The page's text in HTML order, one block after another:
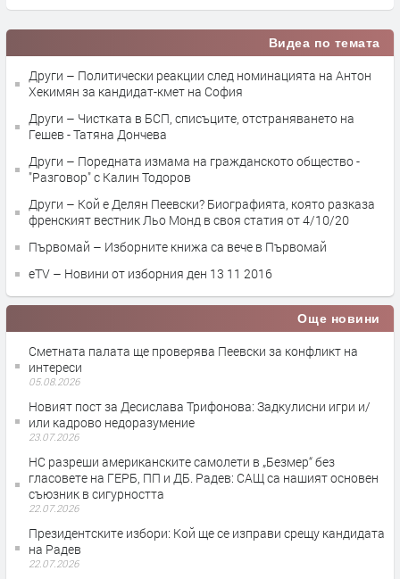
Видеа по темата
Други – Политически реакции след номинацията на Антон
Хекимян за кандидат-кмет на София
Други – Чистката в БСП, списъците, отстраняването на
Гешев - Татяна Дончева
Други – Поредната измама на гражданското общество -
"Разговор" с Калин Тодоров
Други – Кой е Делян Пеевски? Биографията, която разказа
френският вестник Льо Монд в своя статия от 4/10/20
Първомай – Изборните книжа са вече в Първомай
eTV – Новини от изборния ден 13 11 2016
Още новини
Сметната палата ще провeрява Пеевски за конфликт на
интереси
05.08.2026
Новият пост за Десислава Трифонова: Задкулисни игри и/
или кадрово недоразумение
23.07.2026
НС разреши американските самолети в „Безмер“ без
гласовете на ГЕРБ, ПП и ДБ. Радев: САЩ са нашият основен
съюзник в сигурността
22.07.2026
Президентските избори: Кой ще се изправи срещу кандидата
на Радев
22.07.2026